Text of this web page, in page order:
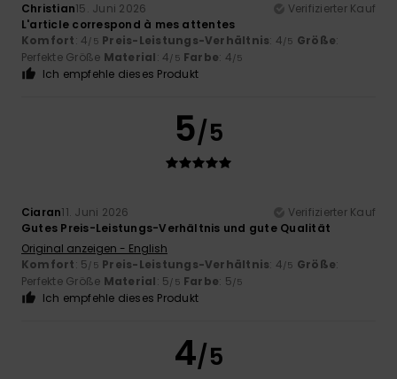
Christian15. Juni 2026
Verifizierter Kauf
L'article correspond à mes attentes
Komfort: 4/5 Preis-Leistungs-Verhältnis: 4/5 Größe:
Perfekte Größe Material: 4/5 Farbe: 4/5
Ich empfehle dieses Produkt
5/5
Ciaran11. Juni 2026
Verifizierter Kauf
Gutes Preis-Leistungs-Verhältnis und gute Qualität
Original anzeigen - English
Komfort: 5/5 Preis-Leistungs-Verhältnis: 4/5 Größe:
Perfekte Größe Material: 5/5 Farbe: 5/5
Ich empfehle dieses Produkt
4/5